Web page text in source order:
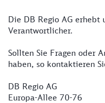
Die DB Regio AG
Verantwortlicher.
Sollten Sie Fragen oder
haben, so kontaktieren
DB Regio AG
Europa-Allee 70-76